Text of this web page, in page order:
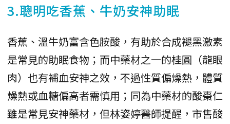
3.聰明吃香蕉、牛奶安神助眠
香蕉、溫牛奶富含色胺酸，有助於合成褪黑激素
是常見的助眠食物；而中藥材之一的桂圓（龍眼
肉）也有補血安神之效，不過性質偏燥熱，體質
燥熱或血糖偏高者需慎用；同為中藥材的酸棗仁
雖是常見安神藥材，但林姿婷醫師提醒，市售酸